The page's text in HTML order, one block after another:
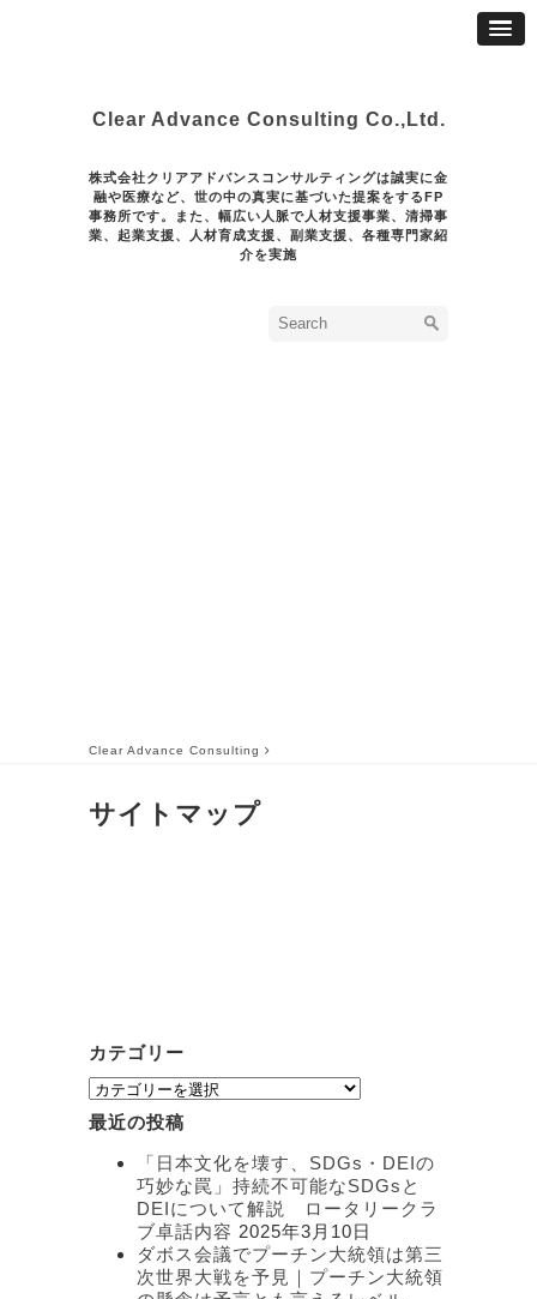
Clear Advance Consulting Co.,Ltd.
株式会社クリアアドバンスコンサルティングは誠実に金
融や医療など、世の中の真実に基づいた提案をするFP
事務所です。また、幅広い人脈で人材支援事業、清掃事
業、起業支援、人材育成支援、副業支援、各種専門家紹
介を実施
Clear Advance Consulting
サイトマップ
カテゴリー
カ
テ
ゴ
最近の投稿
「日本文化を壊す、SDGs・DEIの
巧妙な罠」持続不可能なSDGsと
DEIについて解説 ロータリークラ
ブ卓話内容 2025年3月10日
ダボス会議でプーチン大統領は第三
次世界大戦を予見｜プーチン大統領